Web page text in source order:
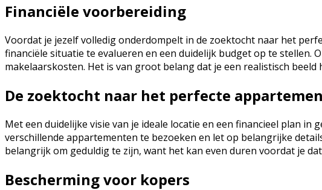
Financiële voorbereiding
Voordat je jezelf volledig onderdompelt in de zoektocht naar het
financiële situatie te evalueren en een duidelijk budget op te
makelaarskosten. Het is van groot belang dat je een realistisch
De zoektocht naar het perfecte
Met een duidelijke visie van je ideale locatie en een financieel plan
verschillende appartementen te bezoeken en let op belangrijke
belangrijk om geduldig te zijn, want het kan even duren voordat je
Bescherming voor kopers